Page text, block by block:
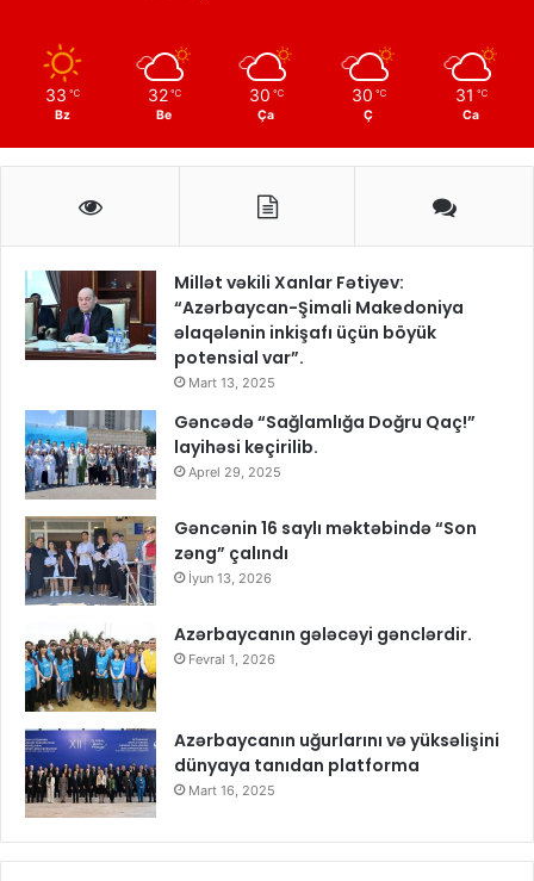
33 ℃
Bz
32 ℃
Be
30 ℃
Ça
30 ℃
Ç
31 ℃
Ca
Millət vəkili Xanlar Fətiyev:
“Azərbaycan-Şimali Makedoniya
əlaqələnin inkişafı üçün böyük
potensial var”.
Mart 13, 2025
Gəncədə “Sağlamlığa Doğru Qaç!”
layihəsi keçirilib.
Aprel 29, 2025
Gəncənin 16 saylı məktəbində “Son
zəng” çalındı
İyun 13, 2026
Azərbaycanın gələcəyi gənclərdir.
Fevral 1, 2026
Azərbaycanın uğurlarını və yüksəlişini
dünyaya tanıdan platforma
Mart 16, 2025